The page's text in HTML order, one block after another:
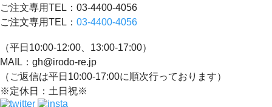
ご注文専用TEL：03-4400-4056
ご注文専用TEL： 03-4400-4056
（平日10:00-12:00、13:00-17:00）
MAIL：gh@irodo-re.jp
（ご返信は平日10:00-17:00に順次行っております）
※定休日：土日祝※